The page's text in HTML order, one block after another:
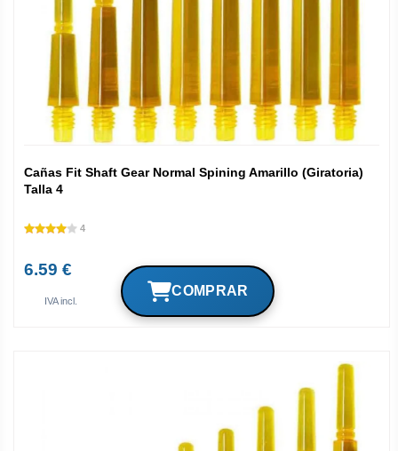
Cañas Fit Shaft Gear Normal Spining Amarillo (Giratoria)
Talla 4
4
6.59 €
IVA incl.